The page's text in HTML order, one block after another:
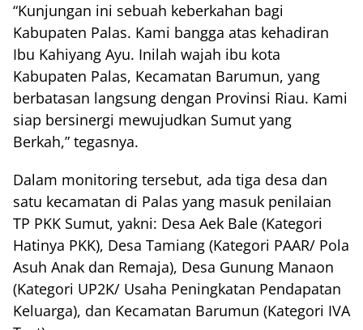
“Kunjungan ini sebuah keberkahan bagi
Kabupaten Palas. Kami bangga atas kehadiran
Ibu Kahiyang Ayu. Inilah wajah ibu kota
Kabupaten Palas, Kecamatan Barumun, yang
berbatasan langsung dengan Provinsi Riau. Kami
siap bersinergi mewujudkan Sumut yang
Berkah,” tegasnya.
Dalam monitoring tersebut, ada tiga desa dan
satu kecamatan di Palas yang masuk penilaian
TP PKK Sumut, yakni: Desa Aek Bale (Kategori
Hatinya PKK), Desa Tamiang (Kategori PAAR/ Pola
Asuh Anak dan Remaja), Desa Gunung Manaon
(Kategori UP2K/ Usaha Peningkatan Pendapatan
Keluarga), dan Kecamatan Barumun (Kategori IVA